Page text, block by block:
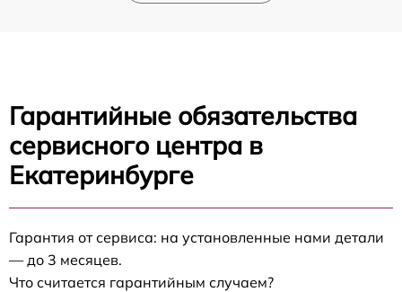
Гарантийные обязательства
сервисного центра в
Екатеринбурге
Гарантия от сервиса: на установленные нами детали
— до 3 месяцев.
Что считается гарантийным случаем?